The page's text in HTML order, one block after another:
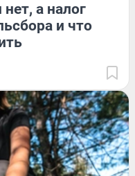
а налог
и что